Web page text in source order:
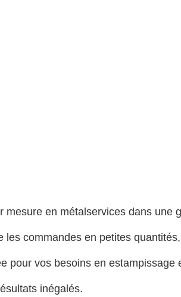
mesure en métal services dans une
les commandes en petites
pour vos besoins en
inégalés.